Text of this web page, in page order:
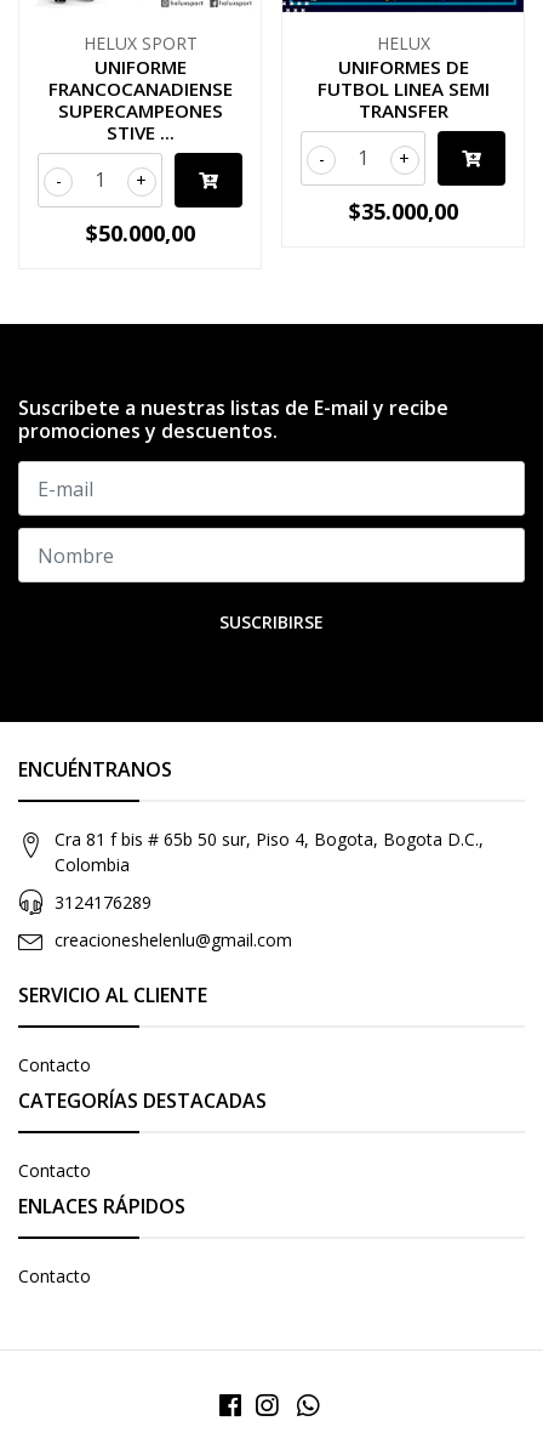
HELUX SPORT
UNIFORME
FRANCOCANADIENSE
SUPERCAMPEONES
STIVE ...
+
-
$50.000,00
HELUX
UNIFORMES DE
FUTBOL LINEA SEMI
TRANSFER
+
-
$35.000,00
Suscribete a nuestras listas de E-mail y recibe
promociones y descuentos.
SUSCRIBIRSE
ENCUÉNTRANOS
Cra 81 f bis # 65b 50 sur, Piso 4, Bogota, Bogota D.C.,
Colombia
3124176289
creacioneshelenlu@gmail.com
SERVICIO AL CLIENTE
Contacto
CATEGORÍAS DESTACADAS
Contacto
ENLACES RÁPIDOS
Contacto